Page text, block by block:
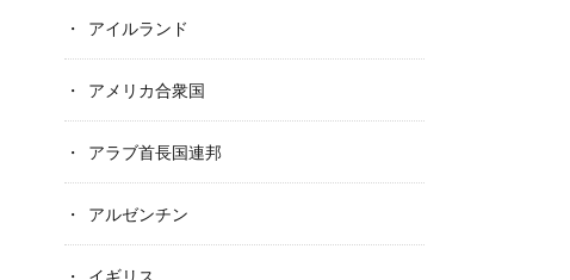
アイルランド
アメリカ合衆国
アラブ首長国連邦
アルゼンチン